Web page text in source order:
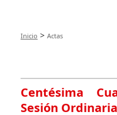
Inicio > Actas
Centésima
Sesión